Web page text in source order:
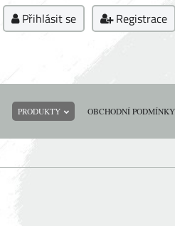
Přihlásit se Registrace
PRODUKTY OBCHODNÍ PODMÍNKY